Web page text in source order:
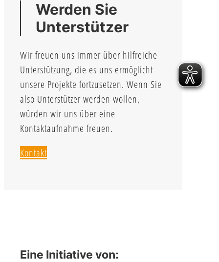
Werden Sie
Unterstützer
Wir freuen uns immer über hilfreiche
Unterstützung, die es uns ermöglicht
unsere Projekte fortzusetzen. Wenn Sie
also Unterstützer werden wollen,
würden wir uns über eine
Kontaktaufnahme freuen.
Kontakt
Eine Initiative von: